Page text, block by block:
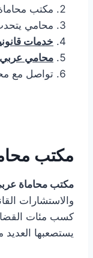
مكتب
محامي
خدمات
محامي
تواصل مع
مكتب
مكتب محاماة
والاستشارات
كسب مئات
يستصعبها